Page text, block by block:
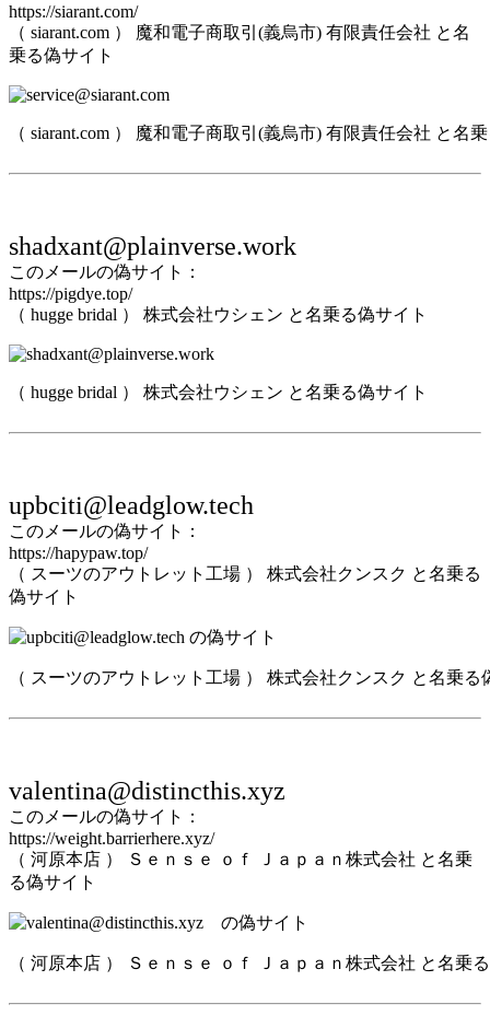
https://siarant.com/
（ siarant.com ） 魔和電子商取引(義烏市) 有限責任会社 と名
乗る偽サイト
（ siarant.com ） 魔和電子商取引(義烏市) 有限責任会社 と名
shadxant@plainverse.work
このメールの偽サイト：
https://pigdye.top/
（ hugge bridal ） 株式会社ウシェン と名乗る偽サイト
（ hugge bridal ） 株式会社ウシェン と名乗る偽サイト
upbciti@leadglow.tech
このメールの偽サイト：
https://hapypaw.top/
（ スーツのアウトレット工場 ） 株式会社クンスク と名乗る
偽サイト
（ スーツのアウトレット工場 ） 株式会社クンスク と名乗る
valentina@distincthis.xyz
このメールの偽サイト：
https://weight.barrierhere.xyz/
（ 河原本店 ） Ｓｅｎｓｅ ｏｆ Ｊａｐａｎ株式会社 と名乗
る偽サイト
（ 河原本店 ） Ｓｅｎｓｅ ｏｆ Ｊａｐａｎ株式会社 と名乗